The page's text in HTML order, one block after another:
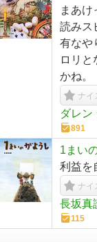
まあ
読みス
有なや
ロリと
かね。
ナイ
ダレン
891
1まい
利益を
ナイ
長坂真
115